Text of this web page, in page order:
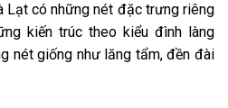
Lạt có những nét đặc trưng riêng
kiến trúc theo kiểu đình làng
nét giống như lăng tẩm, đền đài